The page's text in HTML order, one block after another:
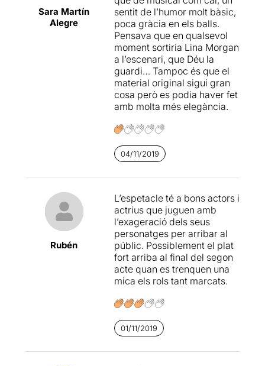
Sara Martín
Alegre
sentit de l’humor molt bàsic,
poca gràcia en els balls.
Pensava que en qualsevol
moment sortiria Lina Morgan
a l’escenari, que Déu la
guardi… Tampoc és que el
material original sigui gran
cosa però es podia haver fet
amb molta més elegància.
04/11/2019
Rubén
L’espetacle té a bons actors i
actrius que juguen amb
l’exageració dels seus
personatges per arribar al
públic. Possiblement el plat
fort arriba al final del segon
acte quan es trenquen una
mica els rols tant marcats.
01/11/2019